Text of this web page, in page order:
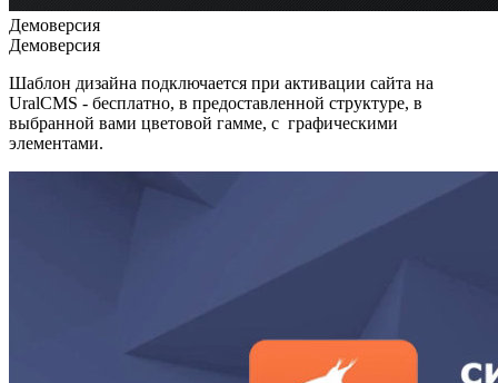
Демоверсия
Демоверсия
Шаблон дизайна подключается при активации сайта на
UralCMS - бесплатно, в предоставленной структуре, в
выбранной вами цветовой гамме, с графическими
элементами.